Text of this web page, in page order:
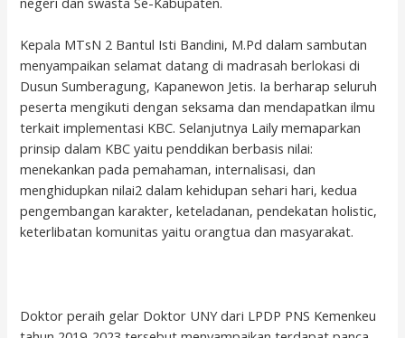
Kepala MTsN 2 Bantul Isti Bandini, M.Pd dalam sambutan
menyampaikan selamat datang di madrasah berlokasi di
Dusun Sumberagung, Kapanewon Jetis. Ia berharap seluruh
peserta mengikuti dengan seksama dan mendapatkan ilmu
terkait implementasi KBC. Selanjutnya Laily memaparkan
prinsip dalam KBC yaitu penddikan berbasis nilai:
menekankan pada pemahaman, internalisasi, dan
menghidupkan nilai2 dalam kehidupan sehari hari, kedua
pengembangan karakter, keteladanan, pendekatan holistic,
keterlibatan komunitas yaitu orangtua dan masyarakat.
Doktor peraih gelar Doktor UNY dari LPDP PNS Kemenkeu